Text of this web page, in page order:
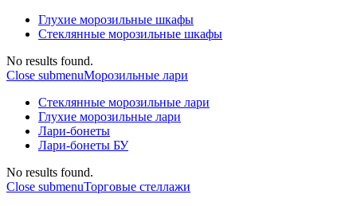
Глухие морозильные шкафы
Стеклянные морозильные шкафы
No results found.
Close submenuМорозильные лари
Стеклянные морозильные лари
Глухие морозильные лари
Лари-бонеты
Лари-бонеты БУ
No results found.
Close submenuТорговые стеллажи